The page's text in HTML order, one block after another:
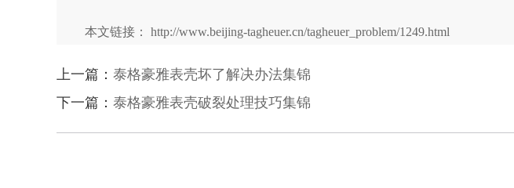
本文链接： http://www.beijing-tagheuer.cn/tagheuer_problem/1249.html
上一篇： 泰格豪雅表壳坏了解决办法集锦
下一篇： 泰格豪雅表壳破裂处理技巧集锦